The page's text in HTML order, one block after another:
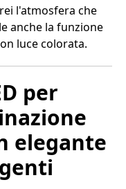
l'atmosfera che
anche la funzione
luce colorata.
per
elegante